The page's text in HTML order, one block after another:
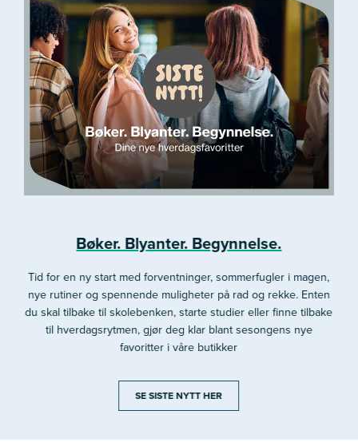
Bøker. Blyanter. Begynnelse.
Tid for en ny start med forventninger, sommerfugler i magen,
nye rutiner og spennende muligheter på rad og rekke. Enten
du skal tilbake til skolebenken, starte studier eller finne tilbake
til hverdagsrytmen, gjør deg klar blant sesongens nye
favoritter i våre butikker
SE SISTE NYTT HER